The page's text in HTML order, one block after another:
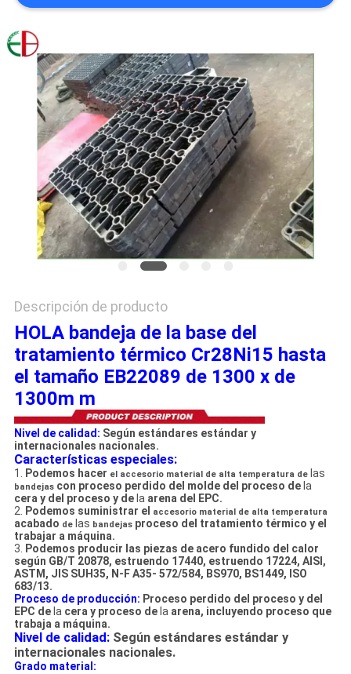
CITA
MAPA
DEL
SITIO
POLÍTICA
PRIVACIDAD
Descripción de producto
HOLA bandeja de la base del
tratamiento térmico Cr28Ni15 hasta
el tamaño EB22089 de 1300 x de
1300m m
Nivel de calidad: Según estándares estándar y
internacionales nacionales.
Características especiales:
1. Podemos hacer el accesorio material de alta temperatura delas
bandejascon proceso perdido del molde del proceso dela
cera y del proceso y dela arena del EPC.
2.
Podemos suministrar el accesorio material de alta temperatura
acabado delas bandejasproceso del tratamiento térmico y el
trabajar a máquina.
3.
Podemos producir las piezas de acero fundido del calor
según GB/T 20878, estruendo 17440, estruendo 17224, AISI,
ASTM, JIS SUH35, N-F A35- 572/584, BS970, BS1449, ISO
683/13.
Proceso de producción: Proceso perdido del proceso y del
EPC dela cera yproceso dela arena, incluyendo proceso que
trabaja a máquina.
Nivel de calidad:Según estándares estándar y
internacionales nacionales.
Grado material: